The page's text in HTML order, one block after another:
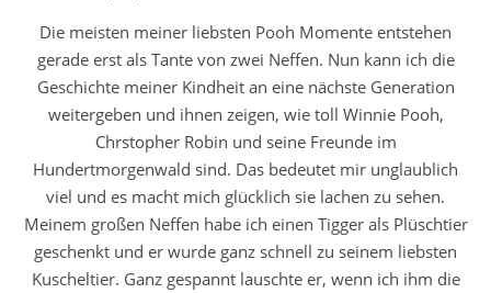
Die meisten meiner liebsten Pooh Momente entstehen
gerade erst als Tante von zwei Neffen. Nun kann ich die
Geschichte meiner Kindheit an eine nächste Generation
weitergeben und ihnen zeigen, wie toll Winnie Pooh,
Chrstopher Robin und seine Freunde im
Hundertmorgenwald sind. Das bedeutet mir unglaublich
viel und es macht mich glücklich sie lachen zu sehen.
Meinem großen Neffen habe ich einen Tigger als Plüschtier
geschenkt und er wurde ganz schnell zu seinem liebsten
Kuscheltier. Ganz gespannt lauschte er, wenn ich ihm die